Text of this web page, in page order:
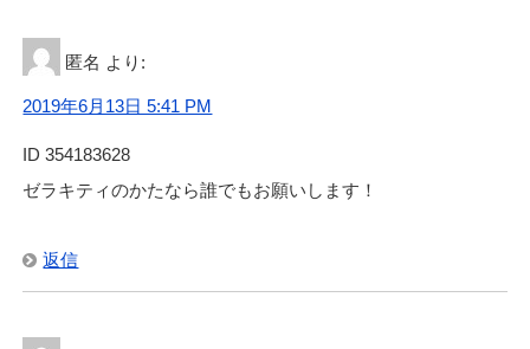
匿名 より:
2019年6月13日 5:41 PM
ID 354183628
ゼラキティのかたなら誰でもお願いします！
返信